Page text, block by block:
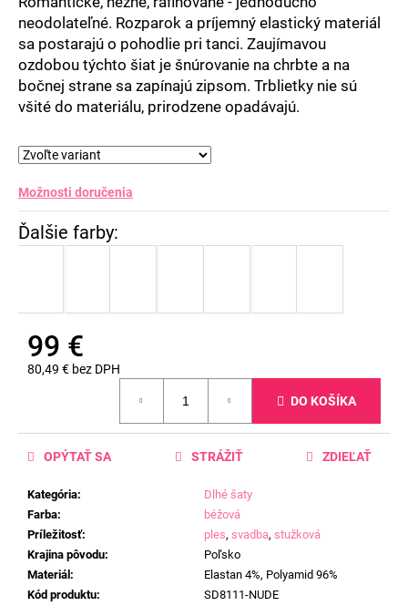
neodolateľné. Rozparok a príjemný elastický materiál
sa postarajú o pohodlie pri tanci. Zaujímavou
ozdobou týchto šiat je šnúrovanie na chrbte a na
bočnej strane sa zapínajú zipsom. Trblietky nie sú
všité do materiálu, prirodzene opadávajú.
Možnosti doručenia
99 €
80,49 € bez DPH
DO KOŠÍKA
Kategória:
Dlhé šaty
Farba:
béžová
Príležitosť: ples, svadba, stužková
Krajina pôvodu:
Poľsko
Materiál :
Elastan 4%, Polyamid 96%
Kód produktu: SD8111-NUDE
OPÝTAŤ SA STRÁŽIŤ ZDIEĽAŤ